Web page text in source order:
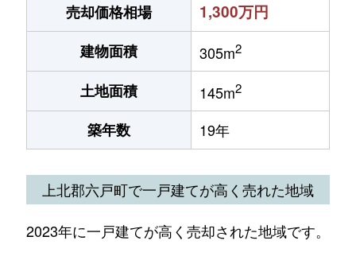
売却価格相場
1,300万円
建物面積 305m2
土地面積 145m2
築年数 19年
上北郡六戸町で一戸建てが高く売れた地域
2023年に一戸建てが高く売却された地域です。